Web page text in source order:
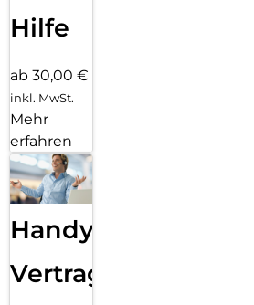
Hilfe
ab 30,00 €
inkl. MwSt.
Mehr
erfahren
Handy
Vertragsabwicklung